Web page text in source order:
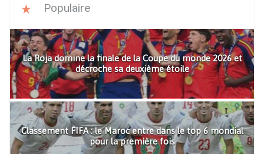
Populaire
La Roja domine la finale de la Coupe du monde 2026 et
décroche sa deuxième étoile
Classement FIFA : le Maroc entre dans le top 6 mondial
pour la première fois